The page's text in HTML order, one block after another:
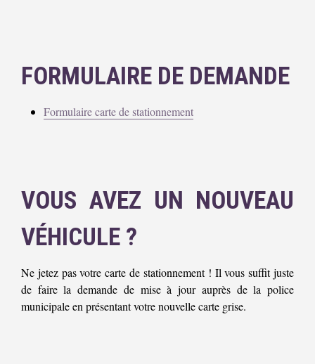
FORMULAIRE DE DEMANDE
Formulaire carte de stationnement
VOUS AVEZ UN NOUVEAU
VÉHICULE ?
Ne jetez pas votre carte de stationnement ! Il vous suffit juste
de faire la demande de mise à jour auprès de la police
municipale en présentant votre nouvelle carte grise.